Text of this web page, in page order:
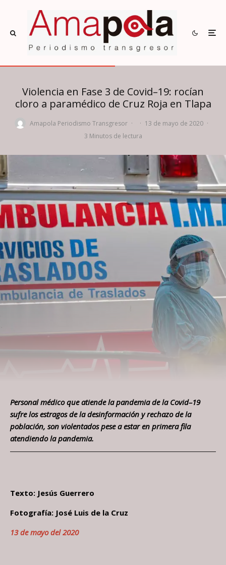
Violencia en Fase 3 de Covid–19: rocían
cloro a paramédico de Cruz Roja en Tlapa
Amapola Periodismo Transgresor · · 13 de mayo de 2020 ·
3 Minutos de lectura
Personal médico que atiende la pandemia de la Covid–19
sufre los estragos de la desinformación y rechazo de la
población, son violentados pese a estar en primera fila
atendiendo la pandemia.
Texto: Jesús Guerrero
Fotografía: José Luis de la Cruz
13 de mayo del 2020